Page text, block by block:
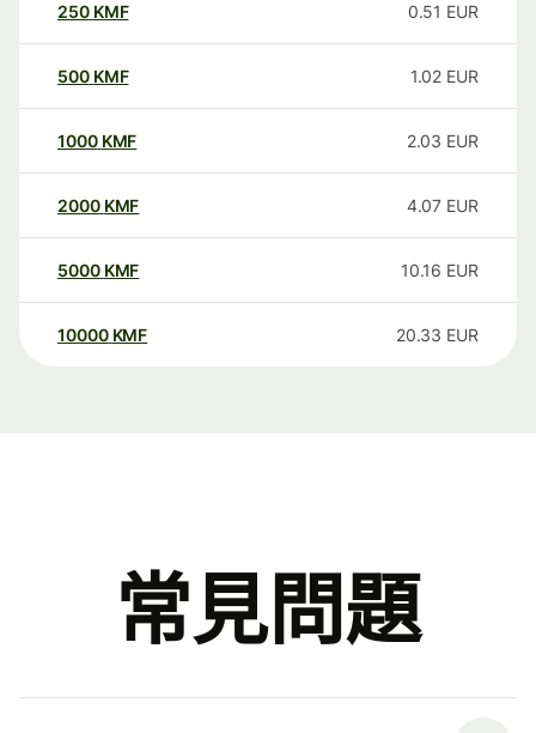
250 KMF 0.51 EUR
500 KMF 1.02 EUR
1000 KMF 2.03 EUR
2000 KMF 4.07 EUR
5000 KMF 10.16 EUR
10000 KMF 20.33 EUR
常見問題